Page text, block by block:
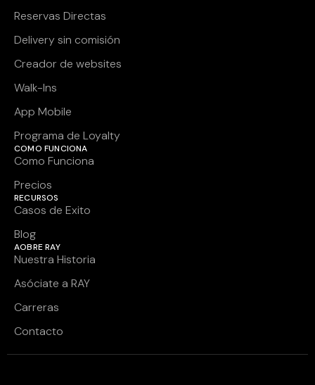
Reservas Directas
Delivery sin comisión
Creador de websites
Walk-Ins
App Mobile
Programa de Loyalty
COMO FUNCIONA
Como Funciona
Precios
RECURSOS
Casos de Exito
Blog
AOBRE RAY
Nuestra Historia
Asóciate a RAY
Carreras
Contacto